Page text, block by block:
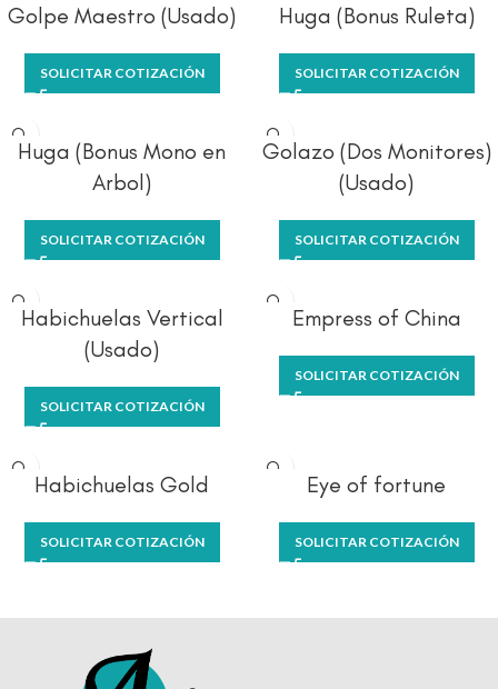
Golpe Maestro (Usado)
SOLICITAR COTIZACIÓN
Huga (Bonus Ruleta)
SOLICITAR COTIZACIÓN
Huga (Bonus Mono en
Arbol)
SOLICITAR COTIZACIÓN
Golazo (Dos Monitores)
(Usado)
SOLICITAR COTIZACIÓN
Habichuelas Vertical
(Usado)
SOLICITAR COTIZACIÓN
Empress of China
SOLICITAR COTIZACIÓN
Habichuelas Gold
SOLICITAR COTIZACIÓN
Eye of fortune
SOLICITAR COTIZACIÓN